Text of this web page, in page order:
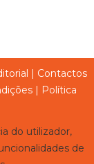
| Contactos
| Política
do utilizador,
de